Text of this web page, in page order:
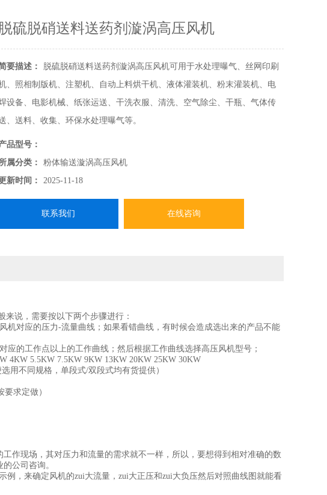
脱硫脱硝送料送药剂漩涡高压风机
要描述：
脱硫脱硝送料送药剂漩涡高压风机可用于水处理曝气、丝网印刷
、照相制版机、注塑机、自动上料烘干机、液体灌装机、粉末灌装机、电
设备、电影机械、纸张运送、干洗衣服、清洗、空气除尘、干瓶、气体传
、送料、收集、环保水处理曝气等。
品型号：
属分类：
粉体输送漩涡高压风机
新时间：
2025-11-18
联系我们 在线咨询
说，需要按以下两个步骤进行：
机对应的压力-流量曲线；如果看错曲线，有时候会造成选出来的产品不能
的工作点以上的工作曲线；然后根据工作曲线选择高压风机型号；
5.5KW 7.5KW 9KW 13KW 20KW 25KW 30KW
用不同规格，单段式/双段式均有货提供）
求定做）
作现场，其对压力和流量的需求就不一样，所以，要想得到相对准确的数
公司咨询。
例，来确定风机的zui大流量，zui大正压和zui大负压然后对照曲线图就能看